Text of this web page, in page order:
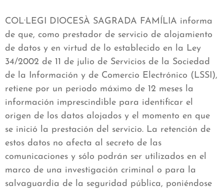
COL·LEGI DIOCESÀ SAGRADA FAMÍLIA informa
de que, como prestador de servicio de alojamiento
de datos y en virtud de lo establecido en la Ley
34/2002 de 11 de julio de Servicios de la Sociedad
de la Información y de Comercio Electrónico (LSSI),
retiene por un periodo máximo de 12 meses la
información imprescindible para identificar el
origen de los datos alojados y el momento en que
se inició la prestación del servicio. La retención de
estos datos no afecta al secreto de las
comunicaciones y sólo podrán ser utilizados en el
marco de una investigación criminal o para la
salvaguardia de la seguridad pública, poniéndose